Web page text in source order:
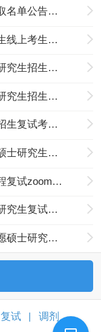
2020年上海师范大学金融专硕拟录取名单公告（1）
2020年上海师范大学硕士研究生招生线上考生有资格复试考生名单
2020年上海师范大学音乐学院硕士研究生招生网络远程复试考生须知（第一号通知）
2020年上海师范大学音乐学院硕士研究生招生网络远程复试考生须知（第二号通知）
2020年上海师范大学研硕士研究生招生复试考生须知
2020年上海师范大学影视传媒学院硕士研究生复试方法
2020年上海师范大学研究生网络远程复试zoom系统简易使用说明（考生版）！！！
2020年上海师范大学数理学院硕士研究生复试细则
2020年上海师范大学数理学院一志愿硕士研究生复试安排表
复试 调剂